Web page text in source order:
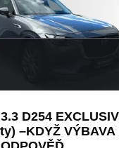
D254
–KDYŽ VÝBAVA